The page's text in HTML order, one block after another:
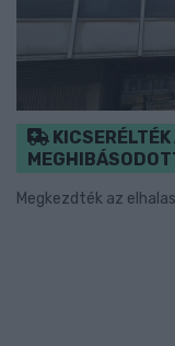
Megkezdték az